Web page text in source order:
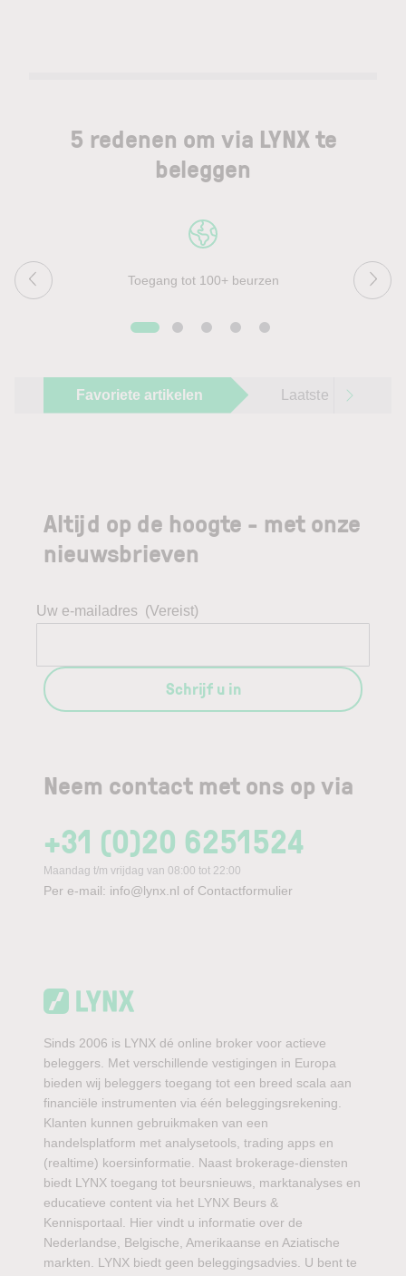
5 redenen om via LYNX te
beleggen
Toegang tot 100+ beurzen
Favoriete artikelen Laatste
Neem contact met ons op via
+31 (0)20 6251524
Maandag t/m vrijdag van 08:00 tot 22:00
Per e-mail: info@lynx.nl of Contactformulier
Altijd op de hoogte - met onze
nieuwsbrieven
Uw e-mailadres (Vereist)
Schrijf u in
Sinds 2006 is LYNX dé online broker voor actieve
beleggers. Met verschillende vestigingen in Europa
bieden wij beleggers toegang tot een breed scala aan
financiële instrumenten via één beleggingsrekening.
Klanten kunnen gebruikmaken van een
handelsplatform met analysetools, trading apps en
(realtime) koersinformatie. Naast brokerage-diensten
biedt LYNX toegang tot beursnieuws, marktanalyses en
educatieve content via het LYNX Beurs &
Kennisportaal. Hier vindt u informatie over de
Nederlandse, Belgische, Amerikaanse en Aziatische
markten. LYNX biedt geen beleggingsadvies. U bent te